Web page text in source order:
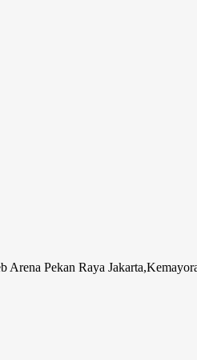
Pekan Raya